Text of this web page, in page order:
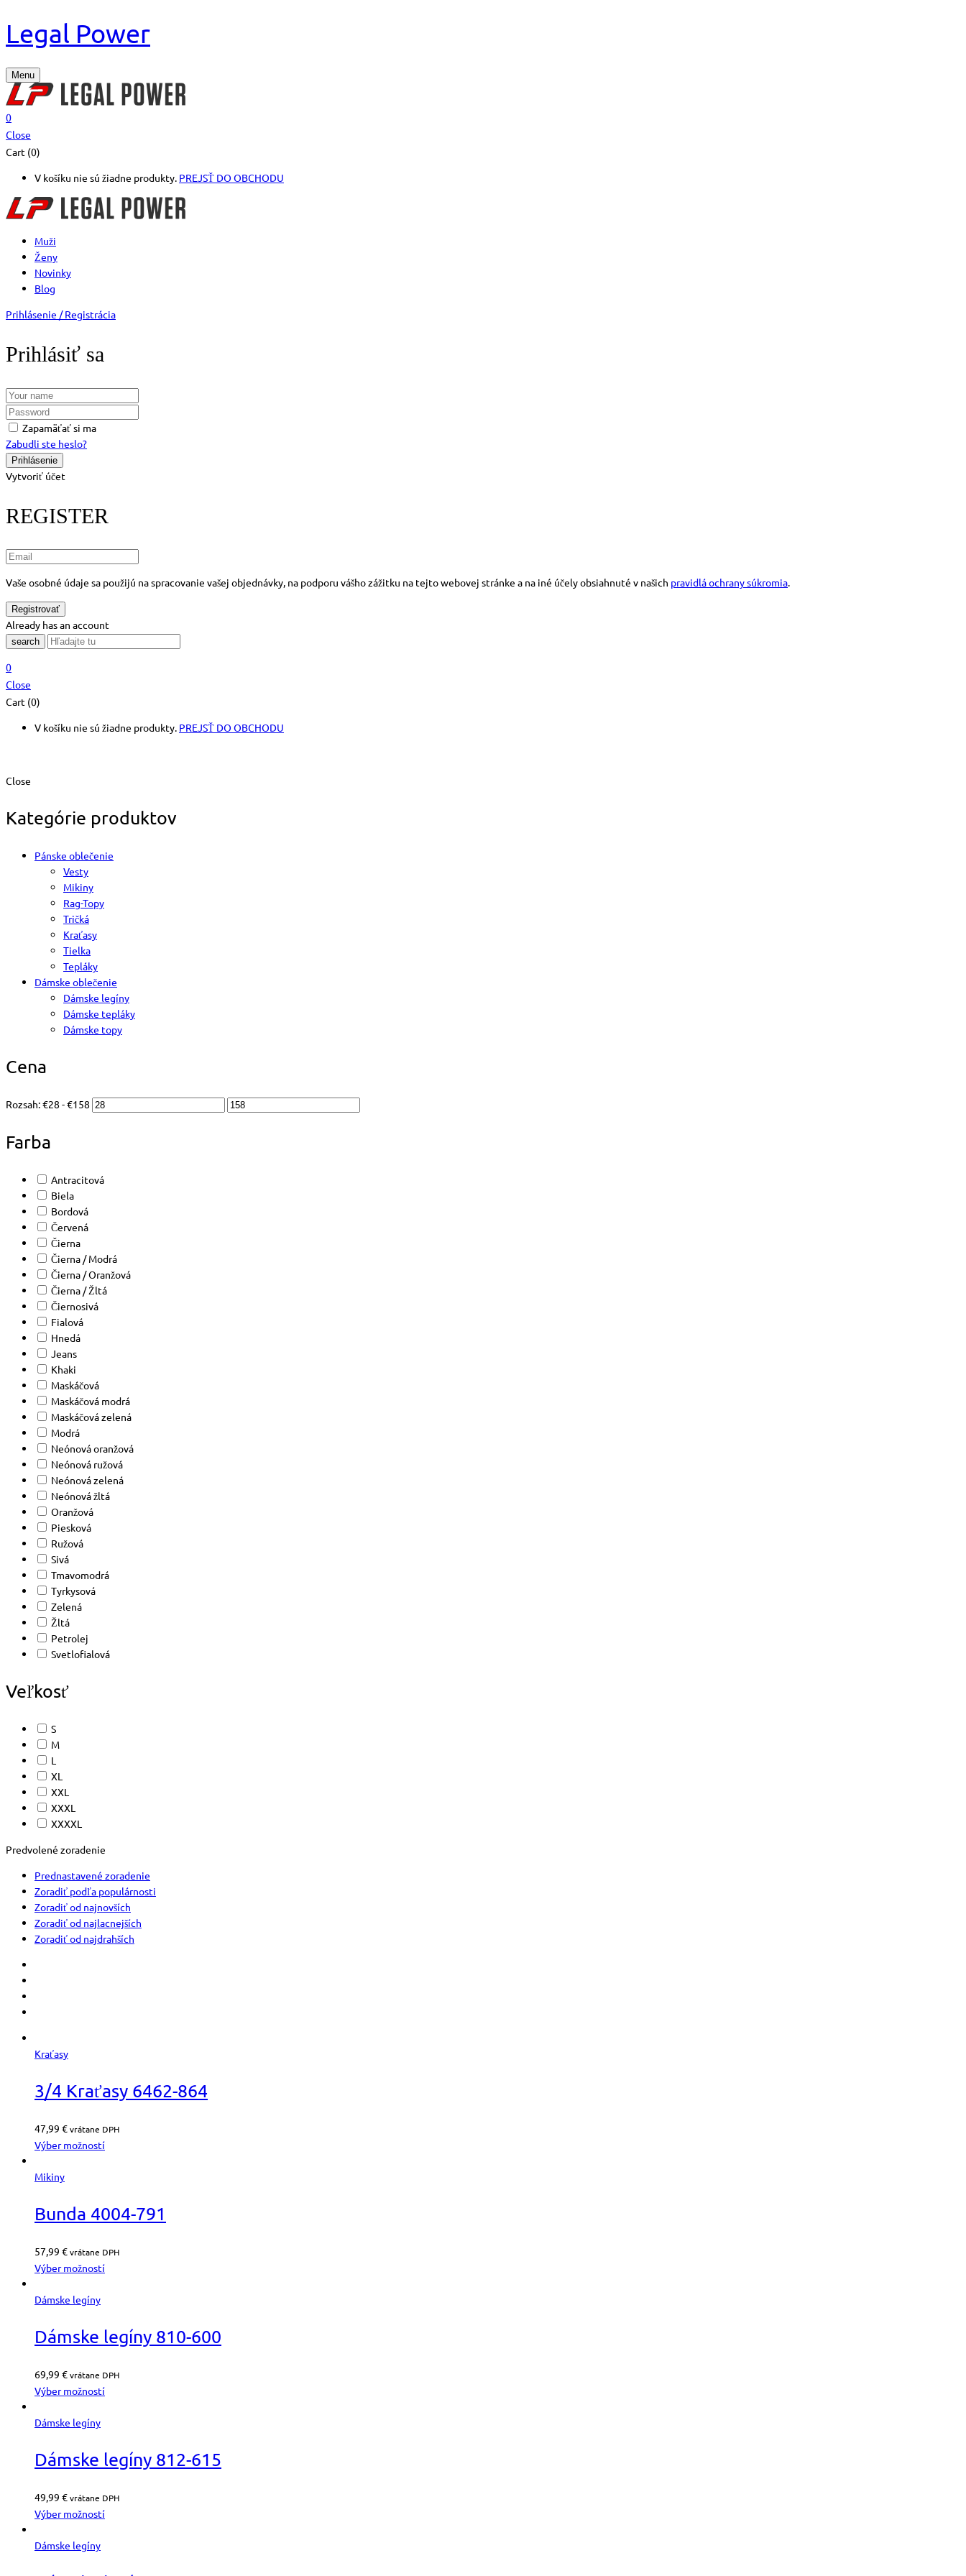
Legal Power
Menu
0
Close
Cart (0)
V košíku nie sú žiadne produkty. PREJSŤ DO OBCHODU
Muži
Ženy
Novinky
Blog
Prihlásenie / Registrácia
Prihlásiť sa
Zapamäťať si ma
Zabudli ste heslo?
Vytvoriť účet
REGISTER
Vaše osobné údaje sa použijú na spracovanie vašej objednávky, na podporu vášho zážitku na tejto webovej stránke a na iné účely obsiahnuté v našich pravidlá ochrany súkromia.
Already has an account
search
0
Close
Cart (0)
V košíku nie sú žiadne produkty. PREJSŤ DO OBCHODU
Close
Kategórie produktov
Pánske oblečenie
Vesty
Mikiny
Rag-Topy
Tričká
Kraťasy
Tielka
Tepláky
Dámske oblečenie
Dámske legíny
Dámske tepláky
Dámske topy
Cena
Rozsah:€28 - €158
Farba
Antracitová
Biela
Bordová
Červená
Čierna
Čierna / Modrá
Čierna / Oranžová
Čierna / Žltá
Čiernosivá
Fialová
Hnedá
Jeans
Khaki
Maskáčová
Maskáčová modrá
Maskáčová zelená
Modrá
Neónová oranžová
Neónová ružová
Neónová zelená
Neónová žltá
Oranžová
Piesková
Ružová
Sivá
Tmavomodrá
Tyrkysová
Zelená
Žltá
Petrolej
Svetlofialová
Veľkosť
S
M
L
XL
XXL
XXXL
XXXXL
Predvolené zoradenie
Prednastavené zoradenie
Zoradiť podľa populárnosti
Zoradiť od najnovších
Zoradiť od najlacnejších
Zoradiť od najdrahších
Kraťasy
3/4 Kraťasy 6462-864
47,99 €vrátane DPH
Výber možností
Mikiny
Bunda 4004-791
57,99 €vrátane DPH
Výber možností
Dámske legíny
Dámske legíny 810-600
69,99 €vrátane DPH
Výber možností
Dámske legíny
Dámske legíny 812-615
49,99 €vrátane DPH
Výber možností
Dámske legíny